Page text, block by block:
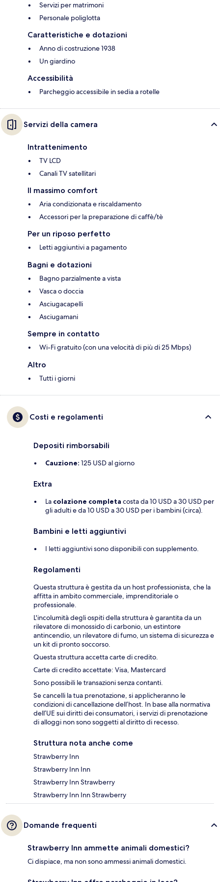
Servizi per matrimoni
Personale poliglotta
Caratteristiche e dotazioni
Anno di costruzione 1938
Un giardino
Accessibilità
Parcheggio accessibile in sedia a rotelle
Servizi della camera
Intrattenimento
TV LCD
Canali TV satellitari
Il massimo comfort
Aria condizionata e riscaldamento
Accessori per la preparazione di caffè/tè
Per un riposo perfetto
Letti aggiuntivi a pagamento
Bagni e dotazioni
Bagno parzialmente a vista
Vasca o doccia
Asciugacapelli
Asciugamani
Sempre in contatto
Wi-Fi gratuito (con una velocità di più di 25 Mbps)
Altro
Tutti i giorni
Costi e regolamenti
Depositi rimborsabili
Cauzione: 125 USD al giorno
Extra
La colazione completa costa da 10 USD a 30 USD per
gli adulti e da 10 USD a 30 USD per i bambini (circa).
Bambini e letti aggiuntivi
I letti aggiuntivi sono disponibili con supplemento.
Regolamenti
Questa struttura è gestita da un host professionista, che la
affitta in ambito commerciale, imprenditoriale o
professionale.
L'incolumità degli ospiti della struttura è garantita da un
rilevatore di monossido di carbonio, un estintore
antincendio, un rilevatore di fumo, un sistema di sicurezza e
un kit di pronto soccorso.
Questa struttura accetta carte di credito.
Carte di credito accettate: Visa, Mastercard
Sono possibili le transazioni senza contanti.
Se cancelli la tua prenotazione, si applicheranno le
condizioni di cancellazione dell’host. In base alla normativa
dell’UE sui diritti dei consumatori, i servizi di prenotazione
di alloggi non sono soggetti al diritto di recesso.
Struttura nota anche come
Strawberry Inn
Strawberry Inn Inn
Strawberry Inn Strawberry
Strawberry Inn Inn Strawberry
Domande frequenti
Strawberry Inn ammette animali domestici?
Ci dispiace, ma non sono ammessi animali domestici.